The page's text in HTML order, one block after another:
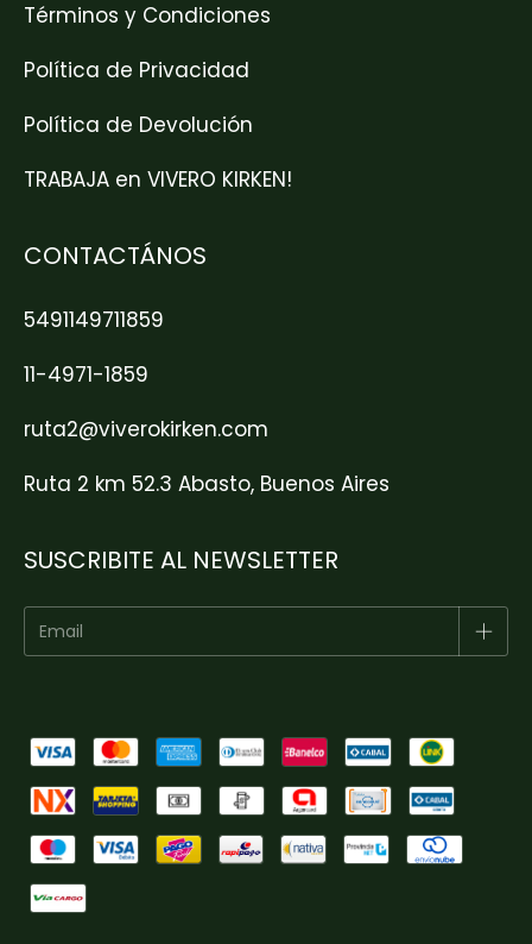
Términos y Condiciones
Política de Privacidad
Política de Devolución
TRABAJA en VIVERO KIRKEN!
CONTACTÁNOS
5491149711859
11-4971-1859
ruta2@viverokirken.com
Ruta 2 km 52.3 Abasto, Buenos Aires
SUSCRIBITE AL NEWSLETTER